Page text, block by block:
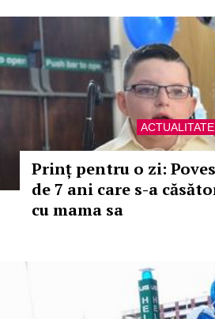
ACTUALITATE
Prinț pentru o zi:
de 7 ani care s-a
cu mama sa